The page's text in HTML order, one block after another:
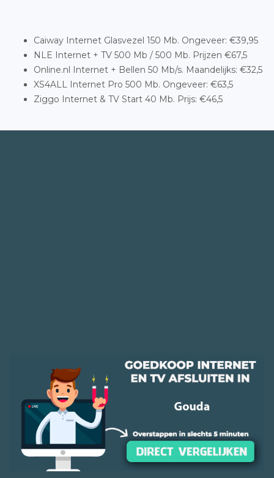
Caiway Internet Glasvezel 150 Mb. Ongeveer: €39,95
NLE Internet + TV 500 Mb / 500 Mb. Prijzen €67,5
Online.nl Internet + Bellen 50 Mb/s. Maandelijks: €32,5
XS4ALL Internet Pro 500 Mb. Ongeveer: €63,5
Ziggo Internet & TV Start 40 Mb. Prijs: €46,5